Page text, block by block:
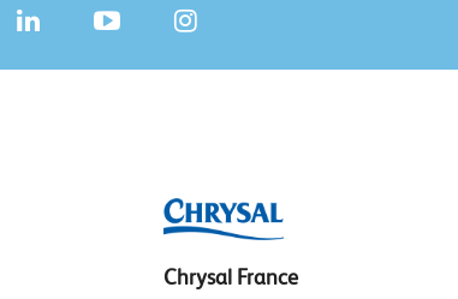
Chrysal France